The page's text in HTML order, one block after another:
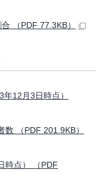
（PDF 77.3KB）
12月3日時点）
（PDF 201.9KB）
時点） （PDF